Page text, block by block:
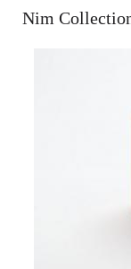
Nim